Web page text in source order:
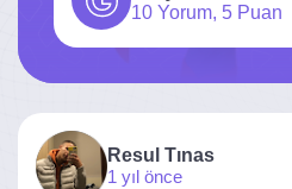
10 Yorum, 5 Puan
Resul Tınas
1 yıl önce